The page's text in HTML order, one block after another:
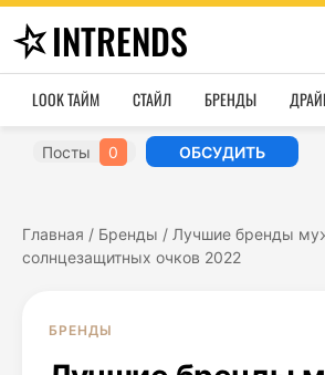
INTRENDS
LOOK ТАЙМ СТАЙЛ БРЕНДЫ
Посты 0 ОБСУДИТЬ
Главная / Бренды / Лучшие бренды
солнцезащитных очков 2022
БРЕНДЫ